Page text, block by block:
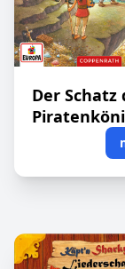
Der Schatz